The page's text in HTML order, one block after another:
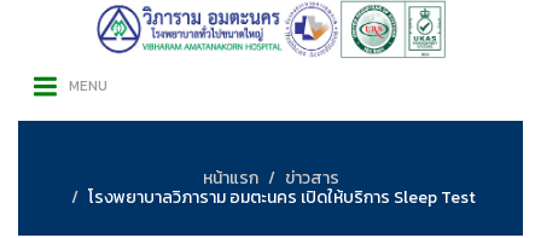
MENU
หน้าแรก ข่าวสาร
โรงพยาบาลวิภาราม อมตะนคร เปิดให้บริการ Sleep Test